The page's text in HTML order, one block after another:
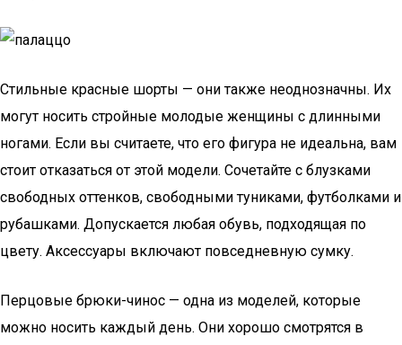
Стильные красные шорты — они также неоднозначны. Их
могут носить стройные молодые женщины с длинными
ногами. Если вы считаете, что его фигура не идеальна, вам
стоит отказаться от этой модели. Сочетайте с блузками
свободных оттенков, свободными туниками, футболками и
рубашками. Допускается любая обувь, подходящая по
цвету. Аксессуары включают повседневную сумку.
Перцовые брюки-чинос — одна из моделей, которые
можно носить каждый день. Они хорошо смотрятся в